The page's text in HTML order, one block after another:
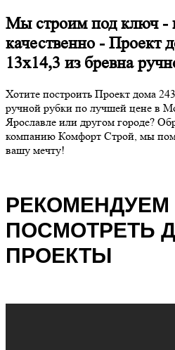
Мы строим под ключ -
качественно - Проект
13х14,3 из бревна
Хотите построить Проект дома
ручной рубки по лучшей цене в
Ярославле или другом городе?
компанию Комфорт Строй, мы
вашу мечту!
РЕКОМЕНДУЕМ
ПОСМОТРЕТЬ
ПРОЕКТЫ